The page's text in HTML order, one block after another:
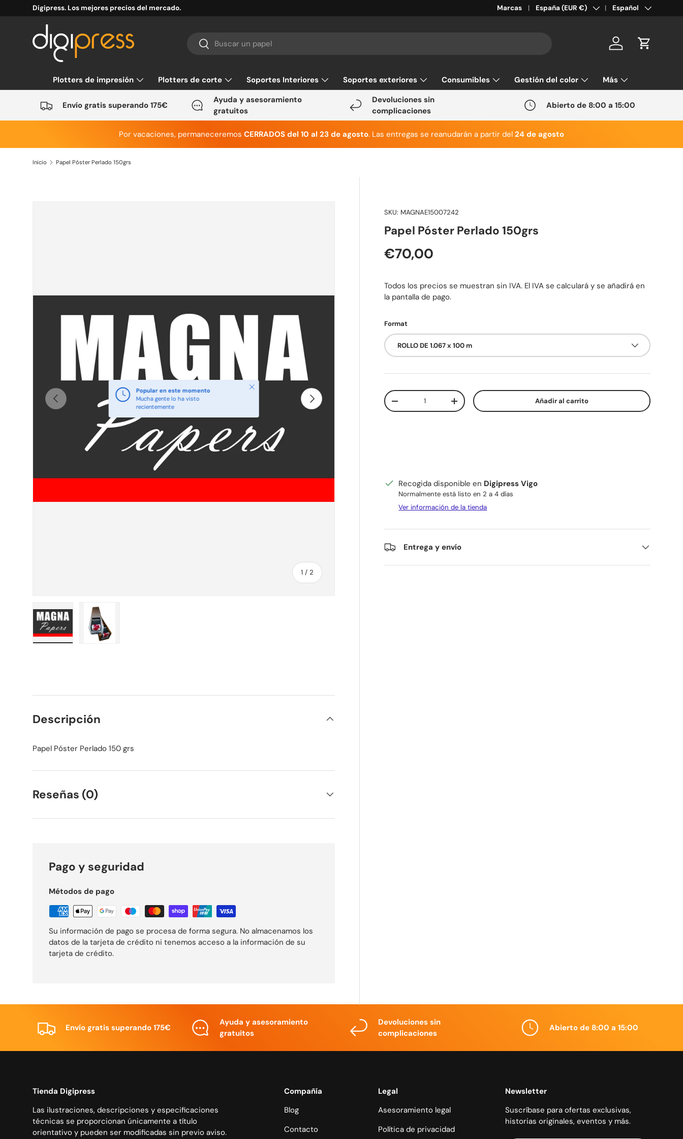
Digipress. Los mejores precios del mercado. Marcas País/Región
España (EUR €) IdiomaEspañol
Buscar
Buscar Cuenta Carrito
Plotters de impresión Plotters de corte Soportes Interiores Soportes exteriores Consumibles Gestión del color Más
Envío gratis superando 175€
Ayuda y asesoramiento
gratuitos
Devoluciones sin
complicaciones
Abierto de 8:00 a 15:00
Por vacaciones, permaneceremos CERRADOS del 10 al 23 de agosto. Las entregas se reanudarán a partir del 24 de agosto
Inicio Papel Póster Perlado 150grs
Anterior
1 /de
2
Siguiente
Popular en este momento
Mucha gente lo ha visto
recientemente
Cerrar
SKU: MAGNAE15007242
Papel Póster Perlado 150grs
Precio normal
€70,00
Todos los precios se muestran sin IVA. El IVA se calculará y se añadirá en
la pantalla de pago.
Format
ROLLO DE 1.067 x 100 m
Cant.
Disminuir cantidadAumentar la cantidad Añadir al carrito
Recogida disponible en Digipress Vigo
Normalmente está listo en 2 a 4 días
Ver información de la tienda
Entrega y envío
Descripción
Papel Póster Perlado 150 grs
Reseñas (0)
Pago y seguridad
Métodos de pago
Su información de pago se procesa de forma segura. No almacenamos los
datos de la tarjeta de crédito ni tenemos acceso a la información de su
tarjeta de crédito.
Envío gratis superando 175€
Ayuda y asesoramiento
gratuitos
Devoluciones sin
complicaciones
Abierto de 8:00 a 15:00
Tienda Digipress
Las ilustraciones, descripciones y especificaciones
técnicas se proporcionan únicamente a título
orientativo y pueden ser modificadas sin previo aviso.
Compañía
Blog
Contacto
Legal
Asesoramiento legal
Política de privacidad
Newsletter
Suscríbase para ofertas exclusivas,
historias originales, eventos y más.